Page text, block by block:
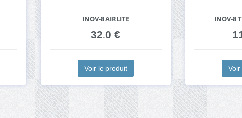
INOV-8 AIRLITE
32.0 €
Voir le produit
INOV-8